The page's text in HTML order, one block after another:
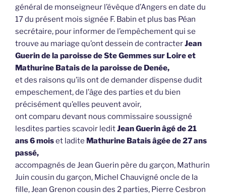
général de monseigneur l’évêque d’Angers en date du
17 du présent mois signée F. Babin et plus bas Péan
secrétaire, pour informer de l’empêchement qui se
trouve au mariage qu’ont dessein de contracterJean
Guerin de la paroisse de Ste Gemmes sur Loire et
Mathurine Batais de la paroisse de Denée,
et des raisons qu’ils ont de demander dispense dudit
empeschement, de l’âge des parties et du bien
précisément qu’elles peuvent avoir,
ont comparu devant nous commissaire soussigné
lesdites parties scavoir leditJean Guerin âgé de 21
ans 6 moiset ladite Mathurine Batais âgée de 27 ans
passé,
accompagnés de Jean Guerin père du garçon, Mathurin
Juin cousin du garçon, Michel Chauvigné oncle de la
fille, Jean Grenon cousin des 2 parties, Pierre Cesbron